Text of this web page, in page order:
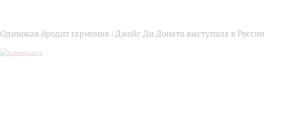
Одинокая бродит гармония | Джойс Ди Донато выступила в России